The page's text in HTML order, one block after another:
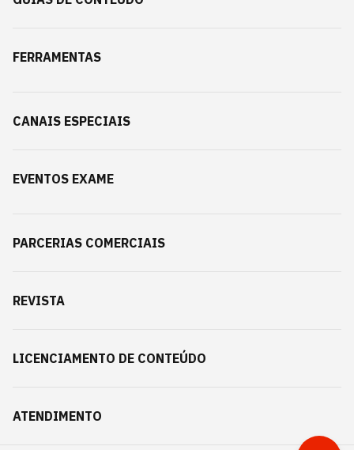
FERRAMENTAS
CANAIS ESPECIAIS
EVENTOS EXAME
PARCERIAS COMERCIAIS
REVISTA
LICENCIAMENTO DE CONTEÚDO
ATENDIMENTO